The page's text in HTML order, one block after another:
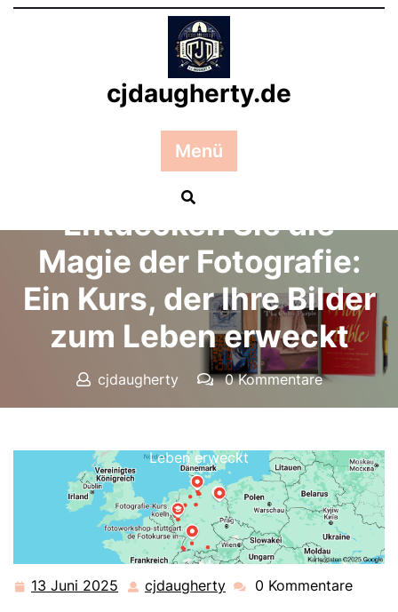
Zum
cjdaugherty.de
Menü
Entdecken Sie die
Magie der Fotografie:
Ein Kurs, der Ihre Bilder
zum Leben erweckt
cjdaugherty
0 Kommentare
Leben erweckt
13 Juni 2025 13 cjdaugherty cjdaugherty
0 Kommentare